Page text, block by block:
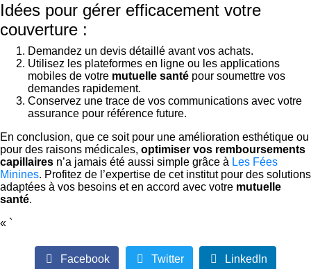
Idées pour gérer efficacement votre
couverture :
Demandez un devis détaillé avant vos achats.
Utilisez les plateformes en ligne ou les applications
mobiles de votre mutuelle santé pour soumettre vos
demandes rapidement.
Conservez une trace de vos communications avec votre
assurance pour référence future.
En conclusion, que ce soit pour une amélioration esthétique ou
pour des raisons médicales, optimiser vos remboursements
capillaires n’a jamais été aussi simple grâce à Les Fées
Minines. Profitez de l’expertise de cet institut pour des solutions
adaptées à vos besoins et en accord avec votre mutuelle
santé.
« `
Facebook Twitter LinkedIn